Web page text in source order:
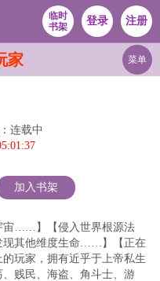
临时
书架
登录 注册
家 菜单
连载中
加入书架
宙……】【侵入世界根源法
其他维度生命……】【正在
玩家，拥有近乎于上帝私生
贱民、海盗、角斗士、游